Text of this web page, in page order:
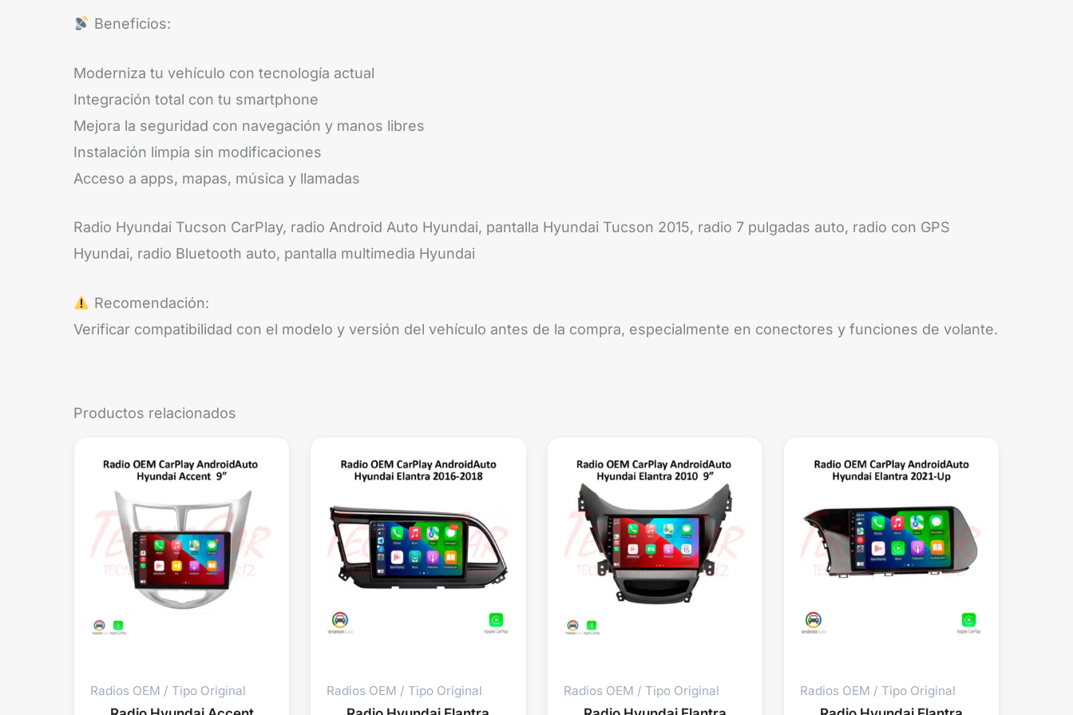
Beneficios:
Moderniza tu vehículo con tecnología actual
Integración total con tu smartphone
Mejora la seguridad con navegación y manos libres
Instalación limpia sin modificaciones
Acceso a apps, mapas, música y llamadas
Radio Hyundai Tucson CarPlay, radio Android Auto Hyundai, pantalla Hyundai Tucson 2015, radio 7 pulgadas auto, radio con GPS
Hyundai, radio Bluetooth auto, pantalla multimedia Hyundai
Recomendación:
Verificar compatibilidad con el modelo y versión del vehículo antes de la compra, especialmente en conectores y funciones de volante.
Productos relacionados
Radios OEM / Tipo Original Radios OEM / Tipo Original Radios OEM / Tipo Original Radios OEM / Tipo Original